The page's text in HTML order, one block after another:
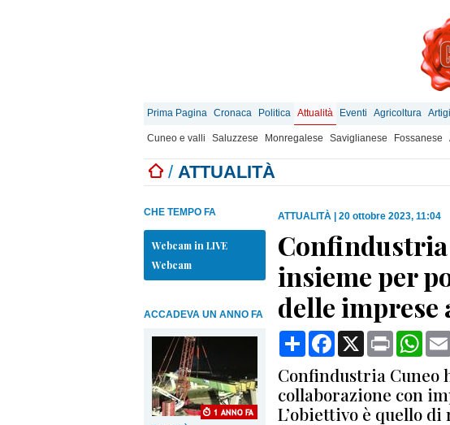
Prima Pagina Cronaca Politica Attualità Eventi Agricoltura
Cuneo e valli Saluzzese Monregalese Saviglianese Fossanese
/ ATTUALITÀ
CHE TEMPO FA
Webcam in LIVE
Webcam
ACCADEVA UN ANNO FA
ATTUALITÀ 20 ottobre 2023, 11:04
Confindustria
insieme per
delle imprese
CondividiFacebook
X Print
Confindustria Cuneo
collaborazione con
L’obiettivo è quello di